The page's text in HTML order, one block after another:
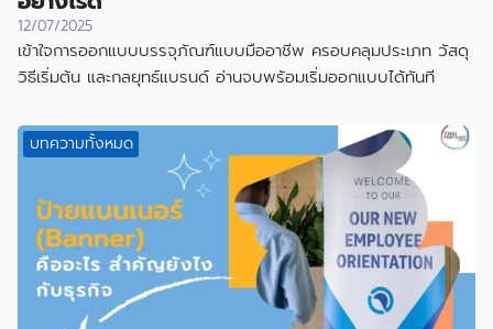
12/07/2025
เข้าใจการออกแบบบรรจุภัณฑ์แบบมืออาชีพ ครอบคลุมประเภท วัสดุ
วิธีเริ่มต้น และกลยุทธ์แบรนด์ อ่านจบพร้อมเริ่มออกแบบได้ทันที
บทความทั้งหมด